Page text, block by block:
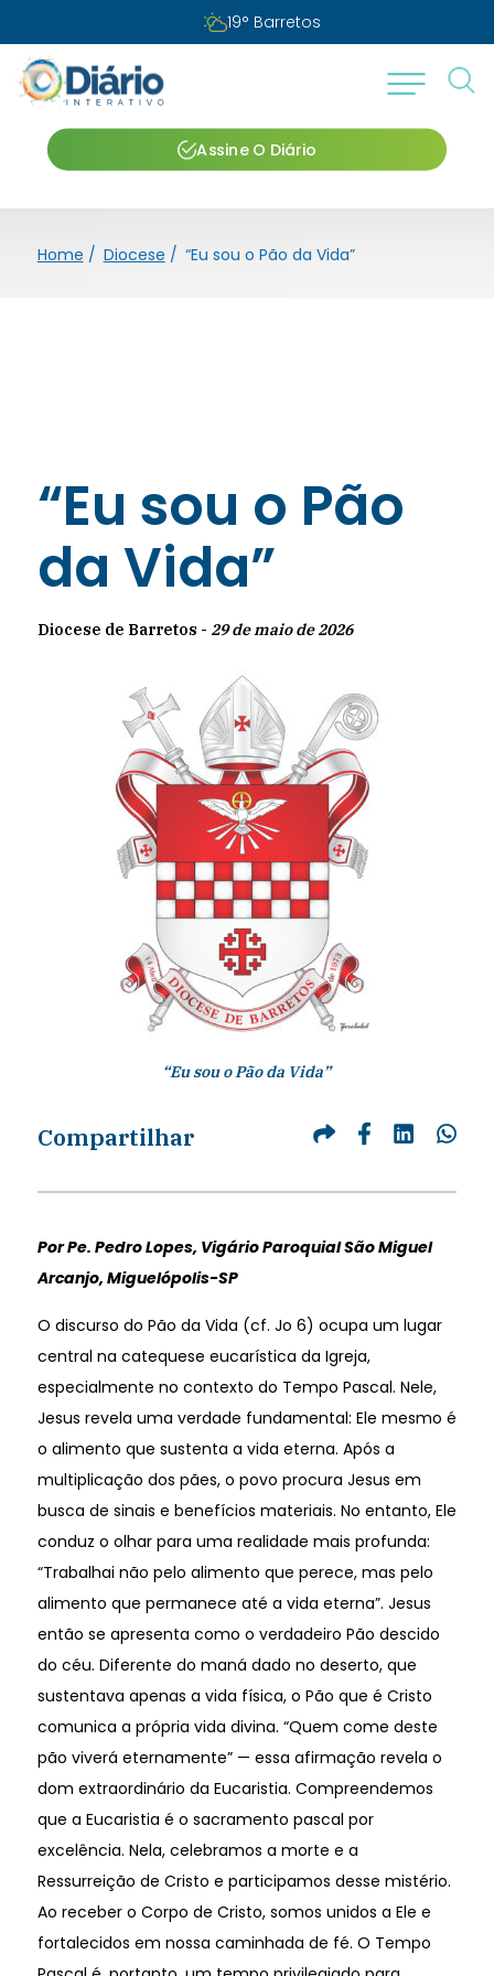
19° Barretos
Assine O Diário
Home / Diocese / “Eu sou o Pão da Vida”
“Eu sou o Pão
da Vida”
Diocese de Barretos - 29 de maio de 2026
“Eu sou o Pão da Vida”
Compartilhar
Por Pe. Pedro Lopes, Vigário Paroquial São Miguel
Arcanjo, Miguelópolis-SP
O discurso do Pão da Vida (cf. Jo 6) ocupa um lugar
central na catequese eucarística da Igreja,
especialmente no contexto do Tempo Pascal. Nele,
Jesus revela uma verdade fundamental: Ele mesmo é
o alimento que sustenta a vida eterna. Após a
multiplicação dos pães, o povo procura Jesus em
busca de sinais e benefícios materiais. No entanto, Ele
conduz o olhar para uma realidade mais profunda:
“Trabalhai não pelo alimento que perece, mas pelo
alimento que permanece até a vida eterna”. Jesus
então se apresenta como o verdadeiro Pão descido
do céu. Diferente do maná dado no deserto, que
sustentava apenas a vida física, o Pão que é Cristo
comunica a própria vida divina. “Quem come deste
pão viverá eternamente” — essa afirmação revela o
dom extraordinário da Eucaristia. Compreendemos
que a Eucaristia é o sacramento pascal por
excelência. Nela, celebramos a morte e a
Ressurreição de Cristo e participamos desse mistério.
Ao receber o Corpo de Cristo, somos unidos a Ele e
fortalecidos em nossa caminhada de fé. O Tempo